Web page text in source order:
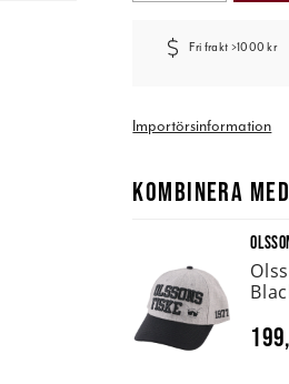
Fri frakt >1000 kr
Importörsinformation
KOMBINERA